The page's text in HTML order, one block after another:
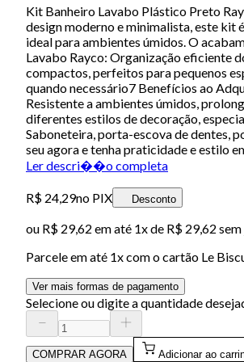
Kit Banheiro Lavabo Plástico Preto
design moderno e minimalista, este kit
ideal para ambientes úmidos. O
Lavabo Rayco: Organização eficiente
compactos, perfeitos para pequenos
quando necessário7 Benefícios ao
Resistente a ambientes úmidos,
diferentes estilos de decoração,
Saboneteira, porta-escova de dentes,
seu agora e tenha praticidade e estilo
Ler descri��o completa
R$ 24,29no PIX Desconto
ou R$ 29,62 em até 1x de R$ 29,62
Parcele em até 1x com o cartão Le
Ver mais formas de pagamento
Selecione ou digite a quantidade
COMPRAR AGORA Adicionar ao